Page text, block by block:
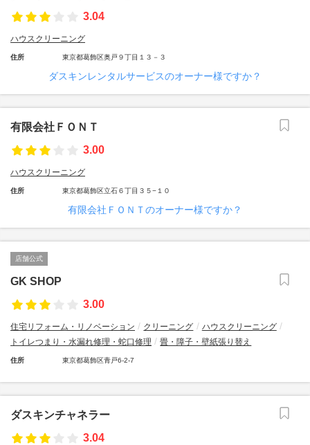
3.04
ハウスクリーニング
住所 東京都葛飾区奥戸９丁目１３－３
ダスキンレンタルサービスのオーナー様ですか？
有限会社ＦＯＮＴ
3.00
ハウスクリーニング
住所 東京都葛飾区立石６丁目３５−１０
有限会社ＦＯＮＴのオーナー様ですか？
店舗公式
GK SHOP
3.00
住宅リフォーム・リノベーション クリーニング
ハウスクリーニング
トイレつまり・水漏れ修理・蛇口修理
畳・障子・壁紙張り替え
住所 東京都葛飾区青戸6-2-7
ダスキンチャネラー
3.04